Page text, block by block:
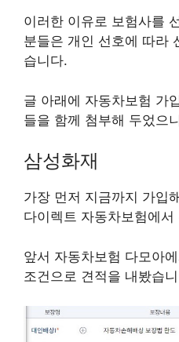
이러한 이유로 보험사를
분들은 개인 선호에 따라
습니다.
글 아래에 자동차보험 가
들을 함께 첨부해 두었으
삼성화재
가장 먼저 지금까지 가입
다이렉트 자동차보험에
앞서 자동차보험 다모아
조건으로 견적을 내봤습